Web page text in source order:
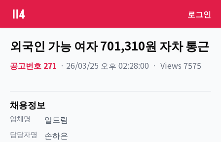
로그인
외국인 가능 여자 701,310원 자차 통근
공고번호 271 ㆍ 26/03/25 오후 02:28:00 ㆍ Views 7575
채용정보
업체명 일드림
담당자명 손하은